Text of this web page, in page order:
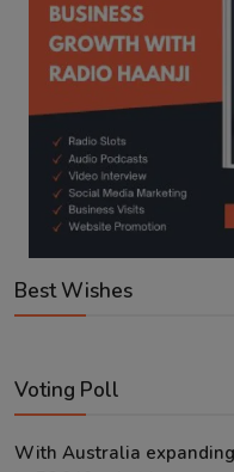
Best Wishes
Voting Poll
With Australia